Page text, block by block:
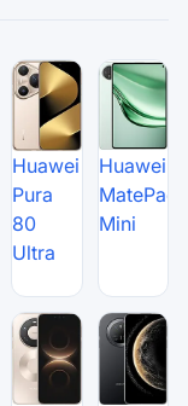
Huawei
Pura
80
Ultra
Huawei
MatePad
Mini